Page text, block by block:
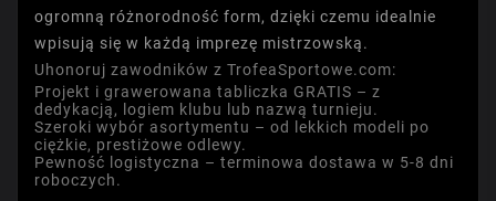
ogromną różnorodność form, dzięki czemu idealnie
wpisują się w każdą imprezę mistrzowską.
Uhonoruj zawodników z TrofeaSportowe.com:
Projekt i grawerowana tabliczka GRATIS – z
dedykacją, logiem klubu lub nazwą turnieju.
Szeroki wybór asortymentu – od lekkich modeli po
ciężkie, prestiżowe odlewy.
Pewność logistyczna – terminowa dostawa w 5-8 dni
roboczych.